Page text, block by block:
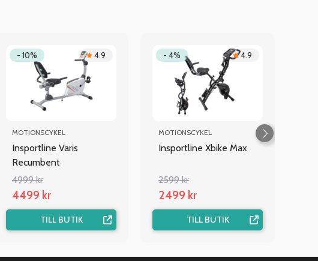
- 10% 4.9
MOTIONSCYKEL
Insportline Varis
Recumbent
4999 kr
4499 kr
TILL BUTIK
- 4% 4.9
MOTIONSCYKEL
Insportline Xbike Max
2599 kr
2499 kr
TILL BUTIK